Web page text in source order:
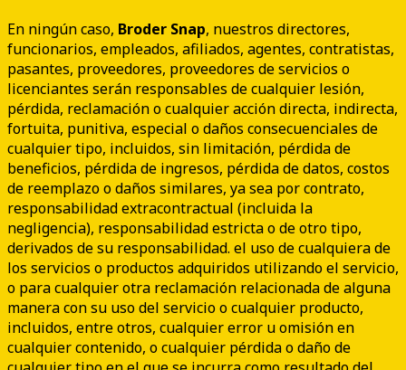
En ningún caso, Broder Snap, nuestros directores,
funcionarios, empleados, afiliados, agentes, contratistas,
pasantes, proveedores, proveedores de servicios o
licenciantes serán responsables de cualquier lesión,
pérdida, reclamación o cualquier acción directa, indirecta,
fortuita, punitiva, especial o daños consecuenciales de
cualquier tipo, incluidos, sin limitación, pérdida de
beneficios, pérdida de ingresos, pérdida de datos, costos
de reemplazo o daños similares, ya sea por contrato,
responsabilidad extracontractual (incluida la
negligencia), responsabilidad estricta o de otro tipo,
derivados de su responsabilidad. el uso de cualquiera de
los servicios o productos adquiridos utilizando el servicio,
o para cualquier otra reclamación relacionada de alguna
manera con su uso del servicio o cualquier producto,
incluidos, entre otros, cualquier error u omisión en
cualquier contenido, o cualquier pérdida o daño de